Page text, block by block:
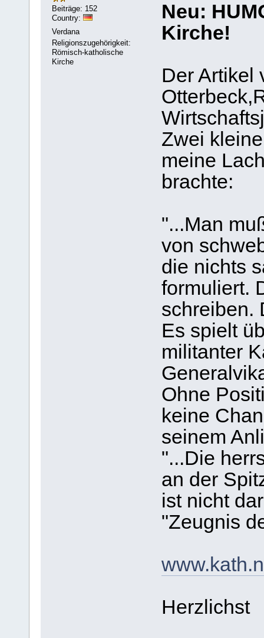
Beiträge: 152
Country:
Verdana
Religionszugehörigkeit:
Römisch-katholische
Kirche
Neu:
Kirche!
Der Artikel
Zwei
meine
brachte:
"...Man
von
die nichts
formuliert.
schreiben.
Es spielt
militanter
Ohne
keine
seinem
"...Die
an der
ist nicht
"Zeugnis
Herzlichst